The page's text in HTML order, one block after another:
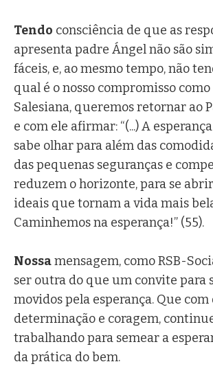
Tendo consciência de que as
apresenta padre Ángel não são
fáceis, e, ao mesmo tempo, não
qual é o nosso compromisso
Salesiana, queremos retornar ao
e com ele afirmar: “(...) A
sabe olhar para além das
das pequenas seguranças e
reduzem o horizonte, para se
ideais que tornam a vida mais
Caminhemos na esperança!” (55).
Nossamensagem, como RSB-
ser outra do que um convite para
movidos pela esperança. Que
determinação e coragem,
trabalhando para semear a
da prática do bem.